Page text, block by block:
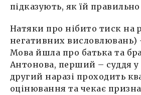
підказують, як їй правильно
Натяки про нібито тиск на
негативних висловлювань)
Мова йшла про батька та
Антонова, перший – суддя у
другий наразі проходить
оцінювання та чекає